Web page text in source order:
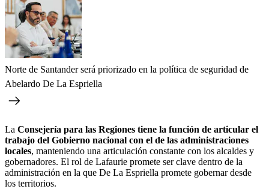
Norte de Santander será priorizado en la política de seguridad de
Abelardo De La Espriella
La Consejería para las Regiones tiene la función de articular el
trabajo del Gobierno nacional con el de las administraciones
locales, manteniendo una articulación constante con los alcaldes y
gobernadores. El rol de Lafaurie promete ser clave dentro de la
administración en la que De La Espriella promete gobernar desde
los territorios.